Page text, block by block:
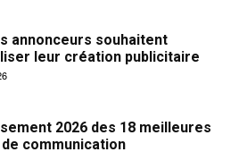
annonceurs souhaitent
leur création publicitaire
2026 des 18 meilleures
communication